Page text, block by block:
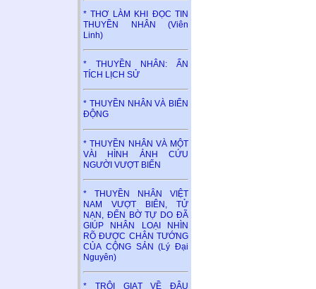
* THƠ LÀM KHI ĐỌC TIN
THUYỀN NHÂN (Viên
Linh)
* THUYỀN NHÂN: ẤN
TÍCH LỊCH SỬ
* THUYỀN NHÂN VÀ BIỂN
ĐỘNG
* THUYỀN NHÂN VÀ MỘT
VÀI HÌNH ẢNH CỨU
NGƯỜI VƯỢT BIỂN
* THUYỀN NHÂN VIỆT
NAM VƯỢT BIÊN, TỬ
NẠN, ĐẾN BỜ TỰ DO ĐÃ
GIÚP NHÂN LOẠI NHÌN
RÕ ĐƯỢC CHÂN TƯỚNG
CỦA CỘNG SẢN (Lý Đại
Nguyên)
* TRÔI GIẠT VỀ ĐÂU